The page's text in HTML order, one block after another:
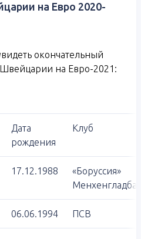
на Евро 2020-
окончательный
Швейцарии на Евро-2021:
Дата
рождения
Клуб
17.12.1988
«Боруссия»
Менхенгладбах
06.06.1994 ПСВ